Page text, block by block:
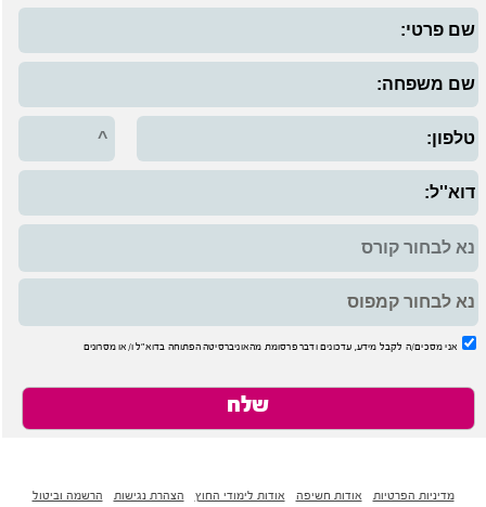
אני מסכים/ה לקבל מידע, עדכונים ודבר פרסומת מהאוניברסיטה הפתוחה בדוא"ל ו/או מסרונים
מדיניות הפרטיות אודות חשיפה אודות לימודי החוץ הצהרת נגישות הרשמה וביטול